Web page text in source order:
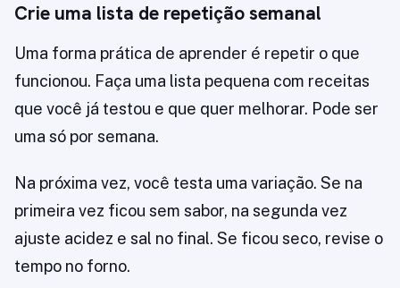
Crie uma lista de repetição semanal
Uma forma prática de aprender é repetir o que
funcionou. Faça uma lista pequena com receitas
que você já testou e que quer melhorar. Pode ser
uma só por semana.
Na próxima vez, você testa uma variação. Se na
primeira vez ficou sem sabor, na segunda vez
ajuste acidez e sal no final. Se ficou seco, revise o
tempo no forno.